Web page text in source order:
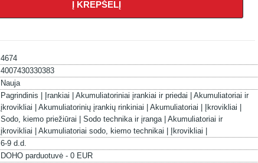
Į KREPŠELĮ
4674
4007430330383
Nauja
Pagrindinis | Įrankiai | Akumuliatoriniai įrankiai ir priedai | Akumuliatoriai ir
įkrovikliai | Akumuliatorinių įrankių rinkiniai | Akumuliatoriai |
Įkrovikliai |
Sodo, kiemo priežiūrai | Sodo technika ir įranga | Akumuliatoriai ir
įkrovikliai | Akumuliatoriai sodo, kiemo technikai |
Įkrovikliai |
6-9 d.d.
DOHO parduotuvė - 0 EUR